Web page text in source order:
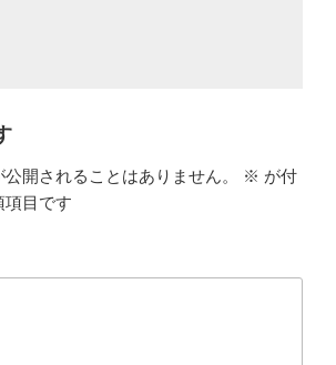
開されることはありません。 ※ が付
項目です